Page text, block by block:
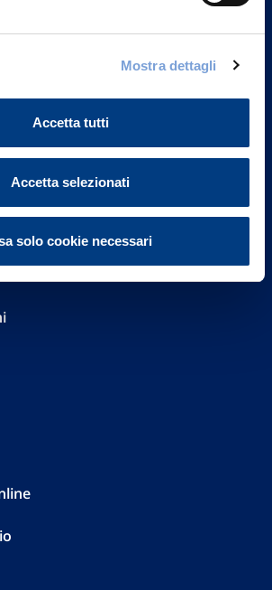
Mostra dettagli
Accetta tutti
Accetta selezionati
solo cookie necessari
2